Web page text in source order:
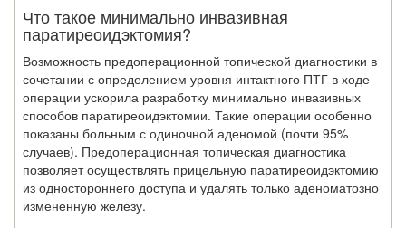
Что такое минимально инвазивная
паратиреоидэктомия?
Возможность предоперационной топической диагностики в
сочетании с опреде­лением уровня интактного ПТГ в ходе
операции ускорила разработку минимально инвазивных
способов паратиреоидэктомии. Такие операции особенно
показаны больным с одиночной аденомой (почти 95%
случаев). Предоперационная топичес­кая диагностика
позволяет осуществлять прицельную паратиреоидэктомию
из од­ностороннего доступа и удалять только аденоматозно
измененную железу.